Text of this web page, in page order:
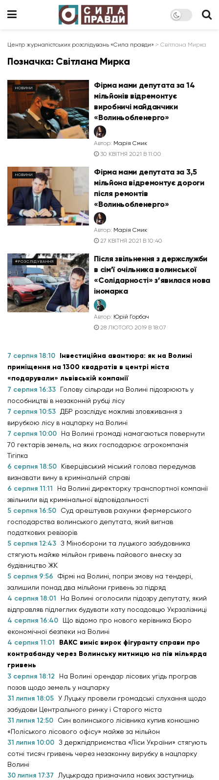
Центр журналістських розслідувань «Сила правди» > Світлана Мирка
Позначка: Світлана Мирка
НОВИНИ
Фірма мами депутата за 14
мільйонів відремонтує
виробничі майданчики
«Волиньобленерго»
Автор: Марія Смик
30 КВІТНЯ 2021 В 11:00
НОВИНИ
Фірма мами депутата за 3,5
мільйона відремонтує дороги
після ремонтів
«Волиньобленерго»
Автор: Марія Смик
27 КВІТНЯ 2021 В 10:40
#РОЗСЛІДУВАННЯ
Після звільнення з держслужби
в сім’ї очільника волинської
«Солідарності» з’явилася нова
іномарка
Автор: Юрій Горбач
28 ЛЮТОГО 2019 В 18:07
7 серпня 18:10 Інвестиційна авантюра: як на Волині
приміщення на 1300 квадратів в центрі міста
«подарували» львівській компанії
7 серпня 16:33
Голову сільради на Волині підозрюють у
пособництві в незаконній рубці лісу
7 серпня 10:53
ДБР розслідує можливі зловживання з
вирубкою лісу в нацпарку на Волині
7 серпня 10:00
На Волині громаді намагаються повернути
70 гектарів земель, на яких господарює агрокомпанія
Тігіпка
6 серпня 18:50
Ківерцівський міський голова передумав
визнавати вину в кримінальній справі
6 серпня 11:11
На Волині директорку транспортної компанії
звільнили від кримінальної відповідальності
5 серпня 16:50
Суд арештував рахунки фермерського
господарства волинського депутата, який вигнав
податкових ревізорів
5 серпня 12:43 З Міноборони та луцького забудовника
стягують майже мільйон гривень пайового внеску за
будівництво ЖК
5 серпня 9:56
Фірмі на Волині, попри змову на тендері,
залишили понад два мільйони гривень за підряд
4 серпня 18:01
На Волині оголосили підозру депутату, який
відправляв підлеглих будувати хату посадовцю Укрзалізниці
4 серпня 16:40
Що відомо про нового керівника Бюро
економічної безпеки на Волині
4 серпня 11:01
ВАКС виніс вирок фігуранту справи про
контрабанду через Волинську митницю на пів мільярда
гривень
3 серпня 18:12
На Волині орендар лісових угідь програв
позов щодо земель у нацпарку
31 липня 18:05 У Луцьку провели громадські слухання щодо
забудови Центрального ринку і Старого міста
31 липня 12:50
Син волинського лісівника купив конюшню
«Поліського лісового офісу» майже за мільйон
31 липня 10:00 З держпідприємства «Ліси України» стягують
сотні тисяч гривень через незаконну вирубку в нацпарку
Волині
30 липня 17:37
Луцькрада призначила нових заступниць